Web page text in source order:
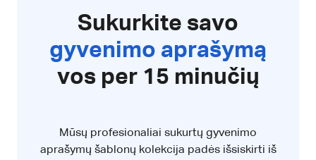
Sukurkite savo
gyvenimo aprašymą
vos per 15 minučių
Mūsų profesionaliai sukurtų gyvenimo
aprašymų šablonų kolekcija padės išsiskirti iš